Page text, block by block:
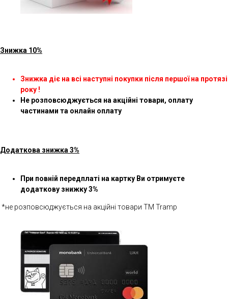
Знижка 10%
Знижка діє на всі наступні покупки після першої на протязі
року !
Не розповсюджується на акційні товари, оплату
частинами та онлайн оплату
Додаткова знижка 3%
При повній передплаті на картку Ви отримуєте
додаткову знижку 3%
*не розповсюджується на акційні товари ТМ Tramp